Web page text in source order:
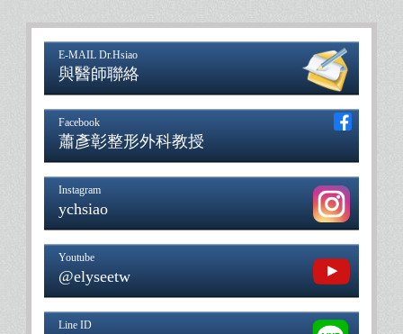
E-MAIL Dr.Hsiao
與醫師聯絡
Facebook
蕭彥彰整形外科教授
Instagram
ychsiao
Youtube
@elyseetw
Line ID